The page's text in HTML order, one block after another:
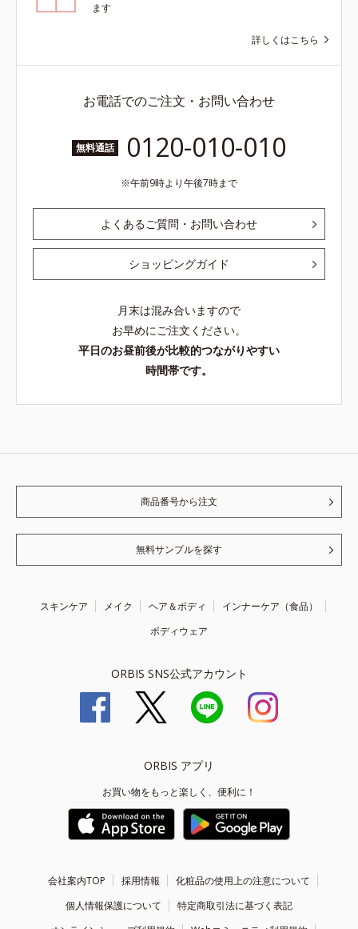
ます
詳しくはこちら
お電話でのご注文・お問い合わせ
無料通話 0120-010-010
午前9時より午後7時まで
よくあるご質問・お問い合わせ
ショッピングガイド
月末は混み合いますので
お早めにご注文ください。
平日のお昼前後が比較的つながりやすい
時間帯です。
商品番号から注文
無料サンプルを探す
スキンケア メイク ヘア＆ボディ
インナーケア（食品）
ボディウェア
ORBIS SNS公式アカウント
ORBIS アプリ
お買い物をもっと楽しく、便利に！
会社案内TOP 採用情報
化粧品の使用上の注意について
個人情報保護について
特定商取引法に基づく表記